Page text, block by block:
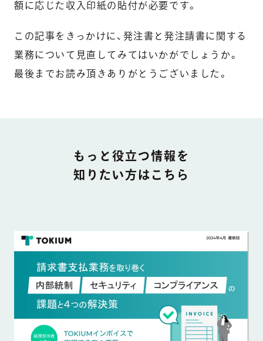
額に応じた収入印紙の貼付が必要です。
この記事をきっかけに、発注書と発注請書に関する
業務について見直してみてはいかがでしょうか。
最後までお読み頂きありがとうございました。
DOCUMENT
もっと役立つ情報を
知りたい方はこちら